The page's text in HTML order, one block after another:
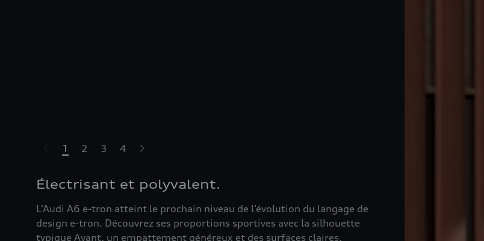
1 2 3 4
Électrisant et polyvalent.
L’Audi A6 e-tron atteint le prochain niveau de l’évolution du langage de
design e-tron. Découvrez ses proportions sportives avec la silhouette
typique Avant, un empattement généreux et des surfaces claires.